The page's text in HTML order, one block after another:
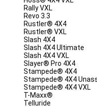
Rally VXL
Revo 3.3
Rustler® 4X4
Rustler® VXL
Slash 4X4
Slash 4X4 Ultimate
Slash 4X4 VXL
Slayer® Pro 4X4
Stampede® 4X4
Stampede® 4X4
Stampede® 4X4 VXL
T-Maxx®
Telluride